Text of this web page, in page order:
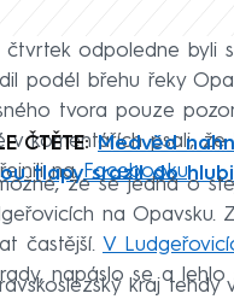
čtvrtek odpoledne byli
podél břehu řeky
tvora pouze
v komentářích psali,
naFacebooku.
ČTĚTE:Medvěd
tlapy srazil do
že se jedná o
na
častější. V
napáslo se a
kraj